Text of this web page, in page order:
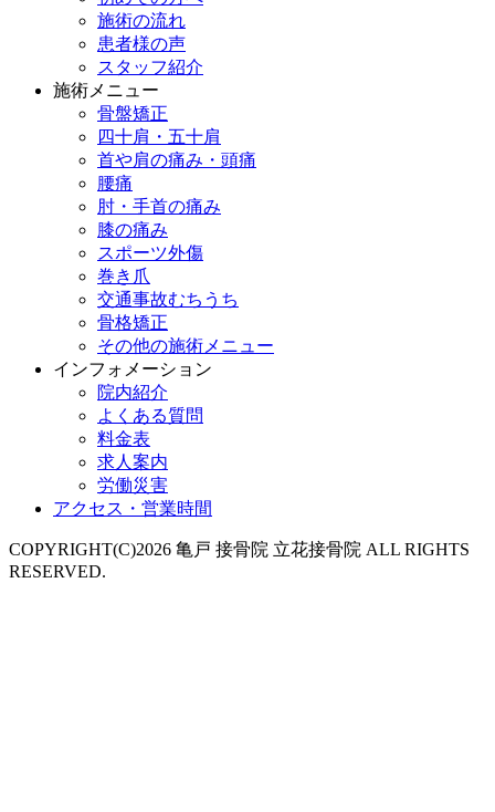
施術の流れ
患者様の声
スタッフ紹介
施術メニュー
骨盤矯正
四十肩・五十肩
首や肩の痛み・頭痛
腰痛
肘・手首の痛み
膝の痛み
スポーツ外傷
巻き爪
交通事故むちうち
骨格矯正
その他の施術メニュー
インフォメーション
院内紹介
よくある質問
料金表
求人案内
労働災害
アクセス・営業時間
COPYRIGHT(C)2026 亀戸 接骨院 立花接骨院 ALL RIGHTS
RESERVED.